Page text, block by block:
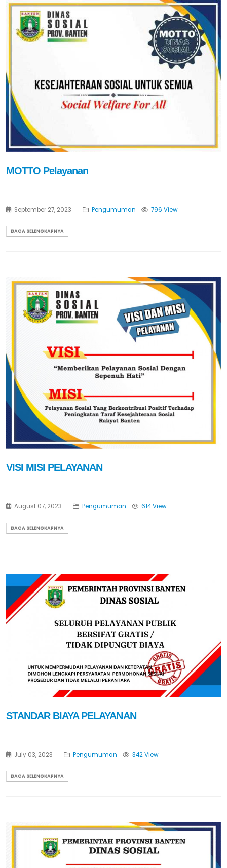
MOTTO Pelayanan
.
September 27, 2023 Pengumuman 796 View
BACA SELENGKAPNYA
VISI MISI PELAYANAN
.
August 07, 2023 Pengumuman 614 View
BACA SELENGKAPNYA
STANDAR BIAYA PELAYANAN
.
July 03, 2023 Pengumuman 342 View
BACA SELENGKAPNYA